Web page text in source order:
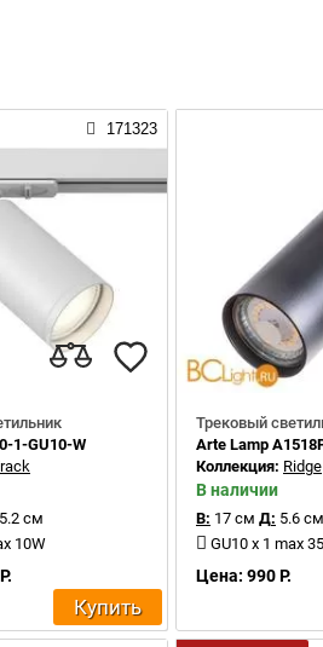
171323
1-GU10-W
5.2 см
10W
Купить
Трековый
Arte Lamp
Коллекция: Ridge
В наличии
В: 17 см Д: 5.6 см
GU10 x 1 max
Цена: 990 Р.